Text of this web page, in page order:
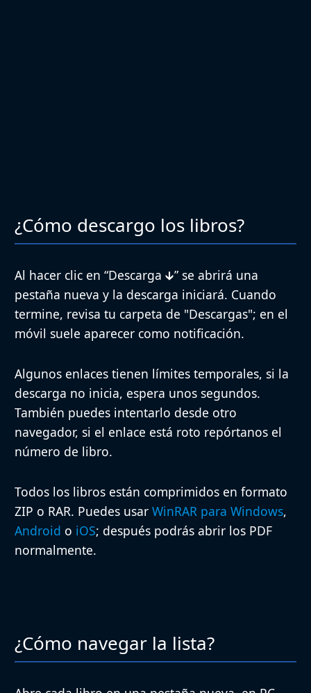
¿Cómo descargo los libros?
Al hacer clic en “Descarga 🡳” se abrirá una
pestaña nueva y la descarga iniciará. Cuando
termine, revisa tu carpeta de "Descargas"; en el
móvil suele aparecer como notificación.
Algunos enlaces tienen límites temporales, si la
descarga no inicia, espera unos segundos.
También puedes intentarlo desde otro
navegador, si el enlace está roto repórtanos el
número de libro.
Todos los libros están comprimidos en formato
ZIP o RAR. Puedes usar WinRAR para Windows,
Android o iOS; después podrás abrir los PDF
normalmente.
¿Cómo navegar la lista?